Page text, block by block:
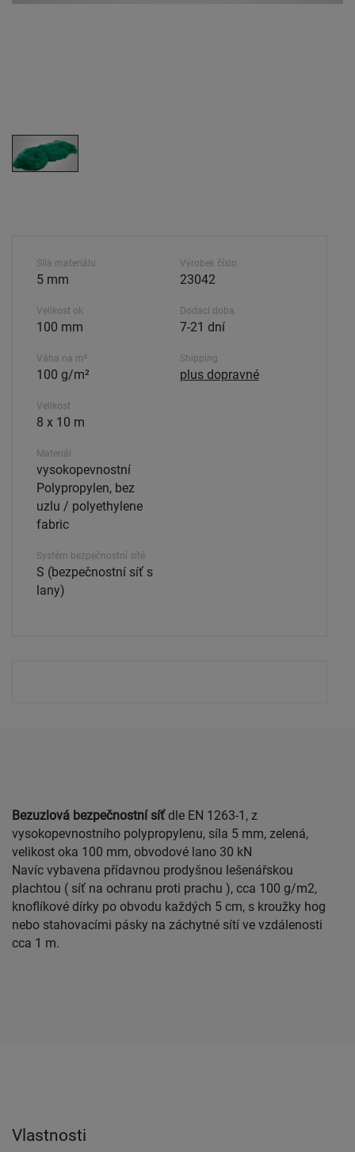
Síla materiálu
5 mm
Velikost ok
100 mm
Váha na m²
100 g/m²
Velikost
8 x 10 m
Materiál
vysokopevnostní
Polypropylen, bez
uzlu / polyethylene
fabric
Systém bezpečnostní sítě
S (bezpečnostní síť s
lany)
Výrobek číslo
23042
Dodací doba.
7-21 dní
Shipping
plus dopravné
Bezuzlová bezpečnostní síťdle EN 1263-1, z
vysokopevnostního polypropylenu, síla 5 mm, zelená,
velikost oka 100 mm, obvodové lano 30 kN
Navíc vybavena přídavnou prodyšnou lešenářskou
plachtou ( síť na ochranu proti prachu ), cca 100 g/m2,
knoflíkové dírky po obvodu každých 5 cm, s kroužky hog
nebo stahovacími pásky na záchytné sítí ve vzdálenosti
cca 1 m.
Vlastnosti